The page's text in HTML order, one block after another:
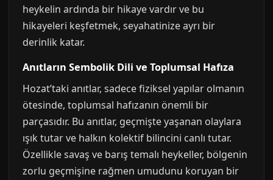
heykelin ardında bir hikaye vardır ve bu
hikayeleri keşfetmek, seyahatinize ayrı bir
derinlik katar.
Anıtların Sembolik Dili ve Toplumsal Hafıza
Hozat’taki anıtlar, sadece fiziksel yapılar olmanın
ötesinde, toplumsal hafızanın önemli bir
parçasıdır. Bu anıtlar, geçmişte yaşanan olaylara
ışık tutar ve halkın kolektif bilincini canlı tutar.
Özellikle savaş ve barış temalı heykeller, bölgenin
zorlu geçmişine rağmen umudunu koruyan bir